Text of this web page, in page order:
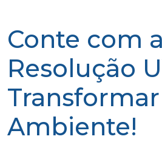
Conte com a
Resolução
Ambiente!